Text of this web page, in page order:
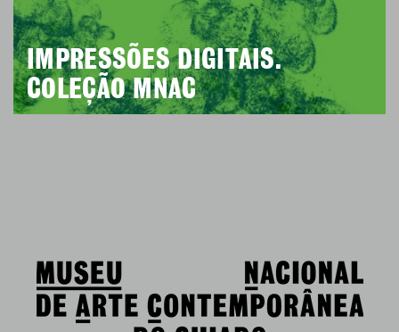
IMPRESSÕES DIGITAIS.
COLEÇÃO MNAC